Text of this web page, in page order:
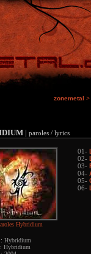
zonemetal >
| paroles / lyrics
Hybridium
Hybridium
Hybridium
01-
02-
03-
04-
05-
06-